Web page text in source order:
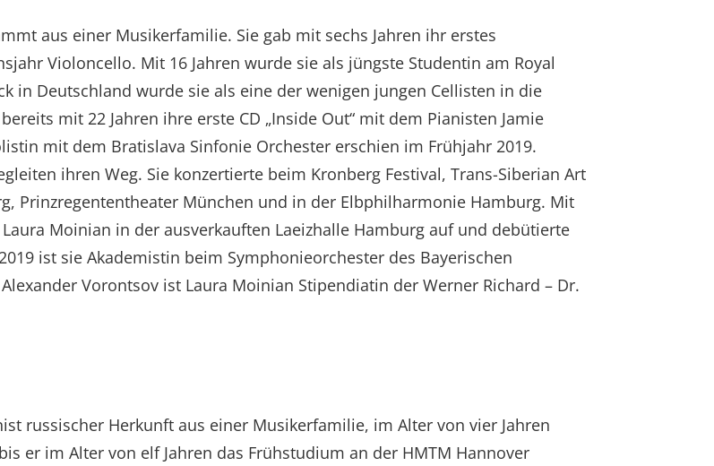
aus einer Musikerfamilie. Sie gab mit sechs Jahren ihr erstes
Violoncello. Mit 16 Jahren wurde sie als jüngste Studentin am Royal
in Deutschland wurde sie als eine der wenigen jungen Cellisten in die
mit 22 Jahren ihre erste CD „Inside Out“ mit dem Pianisten Jamie
mit dem Bratislava Sinfonie Orchester erschien im Frühjahr 2019.
ihren Weg. Sie konzertierte beim Kronberg Festival, Trans-Siberian Art
Prinzregententheater München und in der Elbphilharmonie Hamburg. Mit
Moinian in der ausverkauften Laeizhalle Hamburg auf und debütierte
ist sie Akademistin beim Symphonieorchester des Bayerischen
Vorontsov ist Laura Moinian Stipendiatin der Werner Richard – Dr.
russischer Herkunft aus einer Musikerfamilie, im Alter von vier Jahren
er im Alter von elf Jahren das Frühstudium an der HMTM Hannover